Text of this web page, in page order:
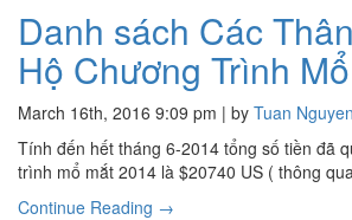
Danh sách Các
Hộ Chương Trình
March 16th, 2016 9:09 pm | by Tuan Nguyen
Tính đến hết tháng 6-2014 tổng số tiền đã
trình mổ mắt 2014 là $20740 US ( thông
Continue Reading →